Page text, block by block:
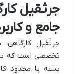
جرثقیل
جامع و
جرثقیل
تخصصی است که
بسته یا محدود